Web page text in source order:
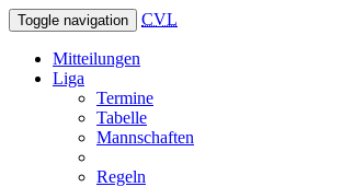
Toggle navigation CVL
Mitteilungen
Liga
Termine
Tabelle
Mannschaften
Regeln